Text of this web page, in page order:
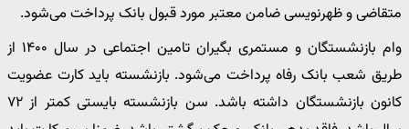
متقاضی و ظهرنویسی ضامن معتبر مورد قبول بانک پرداخت می‌شود.
وام بازنشستگان و مستمری بگیران تامین اجتماعی در سال ۱۴۰۰ از
طریق شعب بانک رفاه پرداخت می‌شود. بازنشسته باید کارت عضویت
کانون بازنشستگان داشته باشد. سن بازنشسته بایستی کمتر از ۷۲